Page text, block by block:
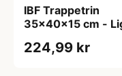
IBF Trappetrin
35x40x15 cm -
224,99 kr